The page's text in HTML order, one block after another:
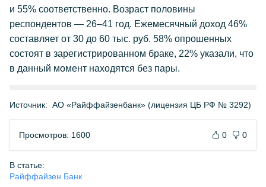
и 55% соответственно. Возраст половины
респондентов — 26–41 год. Ежемесячный доход 46%
составляет от 30 до 60 тыс. руб. 58% опрошенных
состоят в зарегистрированном браке, 22% указали, что
в данный момент находятся без пары.
Источник: АО «Райффайзенбанк» (лицензия ЦБ РФ № 3292)
Просмотров: 1600 0 0
В статье:
Райффайзен Банк